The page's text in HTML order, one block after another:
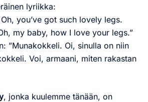
lyriikka:
you’ve got such lovely legs.
my baby, how I love your legs.”
”Munakokkeli. Oi, sinulla on niin
Voi, armaani, miten rakastan
, jonka kuulemme tänään, on